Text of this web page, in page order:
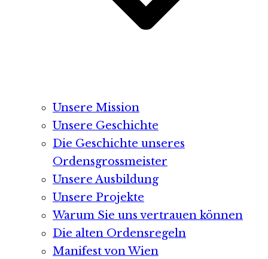
Unsere Mission
Unsere Geschichte
Die Geschichte unseres
Ordensgrossmeister
Unsere Ausbildung
Unsere Projekte
Warum Sie uns vertrauen können
Die alten Ordensregeln
Manifest von Wien